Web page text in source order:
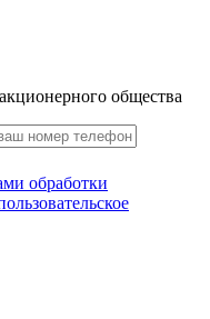
общества
обработки